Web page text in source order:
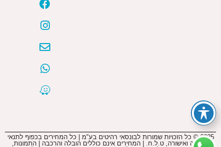
2025 © כל הזכויות שמורות לבונסאי רהיטים בע"מ | כל המחירים בכפוף לתנאי
החברה ואישורה, ט.ל.ח. | המחירים אינם כוללים הובלה והרכבה | התמונות,